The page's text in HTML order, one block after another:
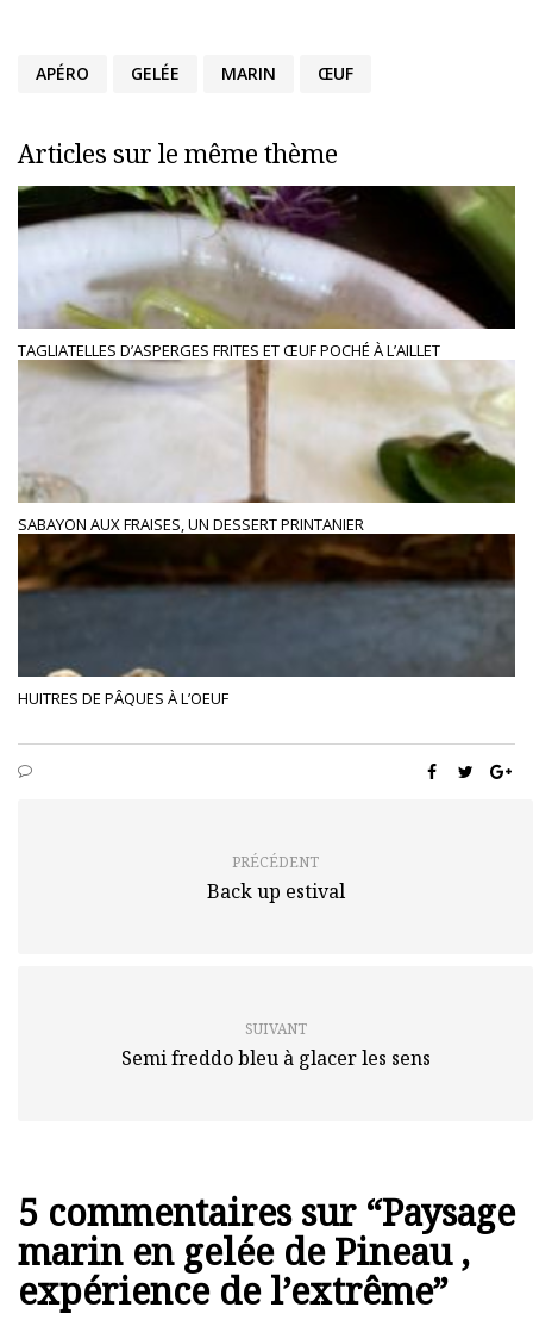
APÉRO GELÉE MARIN ŒUF
Articles sur le même thème
TAGLIATELLES D’ASPERGES FRITES ET ŒUF POCHÉ À L’AILLET
SABAYON AUX FRAISES, UN DESSERT PRINTANIER
HUITRES DE PÂQUES À L’OEUF
PRÉCÉDENT
Back up estival
SUIVANT
Semi freddo bleu à glacer les sens
5 commentaires sur “Paysage
marin en gelée de Pineau ,
expérience de l’extrême”